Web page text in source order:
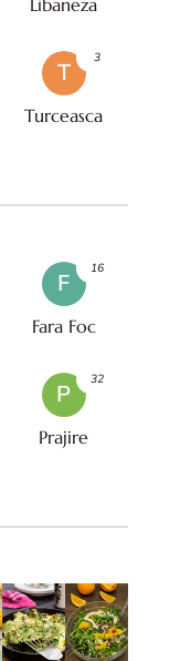
Libaneza
T
Turceasca
3
F
Fara Foc
16
P
Prajire
32